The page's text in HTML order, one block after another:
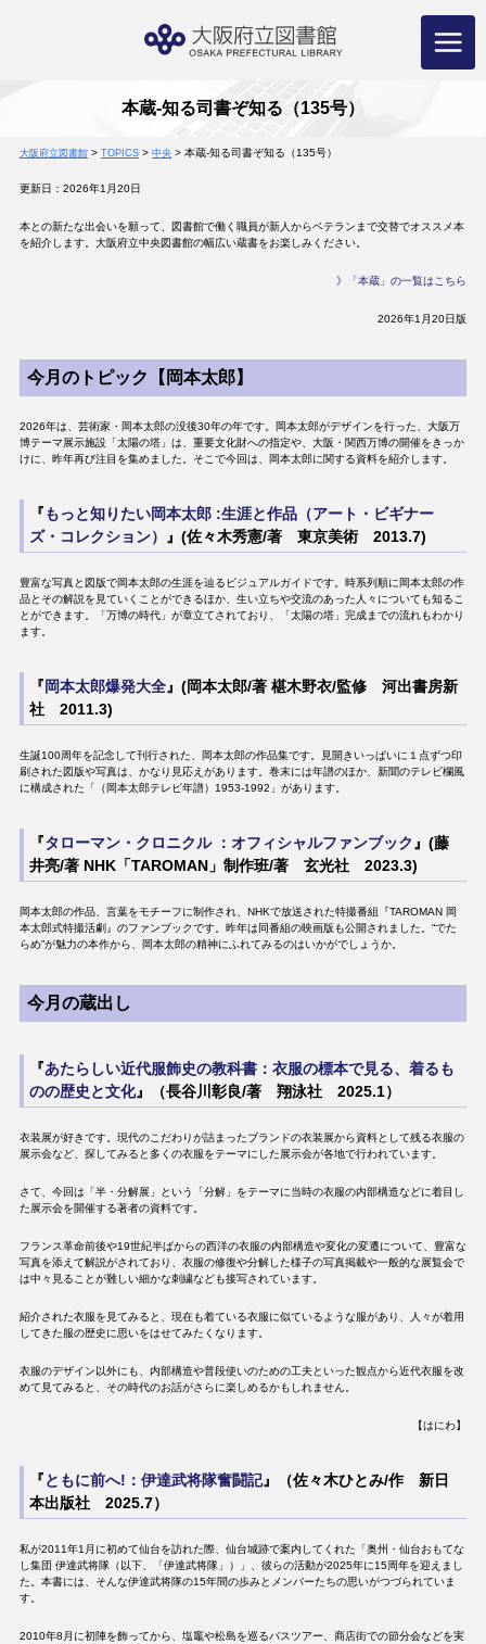
本蔵-知る司書ぞ知る（135号）
大阪府立図書館> TOPICS> 中央> 本蔵-知る司書ぞ知る（135号）
更新日：2026年1月20日
本との新たな出会いを願って、図書館で働く職員が新人からベテランまで交替でオススメ本
を紹介します。大阪府立中央図書館の幅広い蔵書をお楽しみください。
》「本蔵」の一覧はこちら
2026年1月20日版
今月のトピック【岡本太郎】
2026年は、芸術家・岡本太郎の没後30年の年です。岡本太郎がデザインを行った、大阪万
博テーマ展示施設「太陽の塔」は、重要文化財への指定や、大阪・関西万博の開催をきっか
けに、昨年再び注目を集めました。そこで今回は、岡本太郎に関する資料を紹介します。
『もっと知りたい岡本太郎 :生涯と作品（アート・ビギナー
ズ・コレクション）
』(佐々木秀憲/著 東京美術 2013.7)
豊富な写真と図版で岡本太郎の生涯を辿るビジュアルガイドです。時系列順に岡本太郎の作
品とその解説を見ていくことができるほか、生い立ちや交流のあった人々についても知るこ
とができます。「万博の時代」が章立てされており、「太陽の塔」完成までの流れもわかり
ます。
『岡本太郎爆発大全』(岡本太郎/著 椹木野衣/監修 河出書房新
社 2011.3)
生誕100周年を記念して刊行された、岡本太郎の作品集です。見開きいっぱいに１点ずつ印
刷された図版や写真は、かなり見応えがあります。巻末には年譜のほか、新聞のテレビ欄風
に構成された「（岡本太郎テレビ年譜）1953-1992」があります。
『タローマン・クロニクル ：オフィシャルファンブック 』(藤
井亮/著 NHK「TAROMAN」制作班/著 玄光社 2023.3)
岡本太郎の作品、言葉をモチーフに制作され、NHKで放送された特撮番組『TAROMAN 岡
本太郎式特撮活劇』のファンブックです。昨年は同番組の映画版も公開されました。“でた
らめ”が魅力の本作から、岡本太郎の精神にふれてみるのはいかがでしょうか。
今月の蔵出し
『あたらしい近代服飾史の教科書：衣服の標本で見る、着るも
のの歴史と文化』（長谷川彰良/著 翔泳社 2025.1）
衣装展が好きです。現代のこだわりが詰まったブランドの衣装展から資料として残る衣服の
展示会など、探してみると多くの衣服をテーマにした展示会が各地で行われています。
さて、今回は「半・分解展」という「分解」をテーマに当時の衣服の内部構造などに着目し
た展示会を開催する著者の資料です。
フランス革命前後や19世紀半ばからの西洋の衣服の内部構造や変化の変遷について、豊富な
写真を添えて解説がされており、衣服の修復や分解した様子の写真掲載や一般的な展覧会で
は中々見ることが難しい細かな刺繍なども接写されています。
紹介された衣服を見てみると、現在も着ている衣服に似ているような服があり、人々が着用
してきた服の歴史に思いをはせてみたくなります。
衣服のデザイン以外にも、内部構造や普段使いのための工夫といった観点から近代衣服を改
めて見てみると、その時代のお話がさらに楽しめるかもしれません。
【はにわ】
『ともに前へ!：伊達武将隊奮闘記』（佐々木ひとみ/作 新日
本出版社 2025.7）
私が2011年1月に初めて仙台を訪れた際、仙台城跡で案内してくれた「奥州・仙台おもてな
し集団 伊達武将隊（以下、「伊達武将隊」）」、彼らの活動が2025年に15周年を迎えまし
た。本書には、そんな伊達武将隊の15年間の歩みとメンバーたちの思いがつづられていま
す。
2010年8月に初陣を飾ってから、塩竈や松島を巡るバスツアー、商店街での節分会などを実